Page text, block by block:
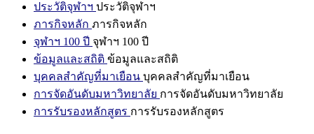
ประวัติจุฬาฯ ประวัติจุฬาฯ
ภารกิจหลัก ภารกิจหลัก
จุฬาฯ 100 ปี จุฬาฯ 100 ปี
ข้อมูลและสถิติ ข้อมูลและสถิติ
บุคคลสำคัญที่มาเยือน บุคคลสำคัญที่มาเยือน
การจัดอันดับมหาวิทยาลัย การจัดอันดับมหาวิทยาลัย
การรับรองหลักสูตร การรับรองหลักสูตร